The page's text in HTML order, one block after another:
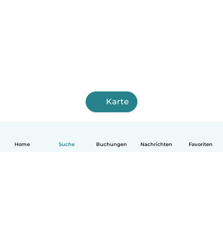
Home Suche Buchungen Nachrichten Favoriten
Karte